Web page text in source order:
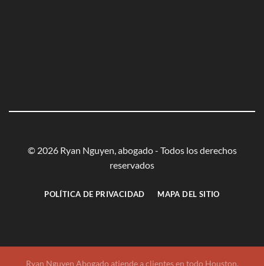
© 2026 Ryan Nguyen, abogado - Todos los derechos
reservados
POLÍTICA DE PRIVACIDAD MAPA DEL SITIO
Ryan Nguyen Abogado atiende a clientes en todo Houston,